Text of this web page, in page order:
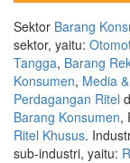
Sektor Barang
sektor, yaitu:
Tangga, Barang
Konsumen, Media
Perdagangan Ritel
Barang Konsumen,
Ritel Khusus.
sub-industri, yaitu: